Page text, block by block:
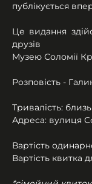
публікується
Це видання
друзів
Музею Соломії
Розповість -
Тривалість:
Адреса: вулиця
Вартість
Вартість квитка